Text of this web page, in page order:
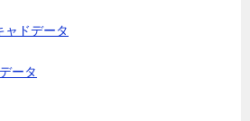
ャドデータ
ータ